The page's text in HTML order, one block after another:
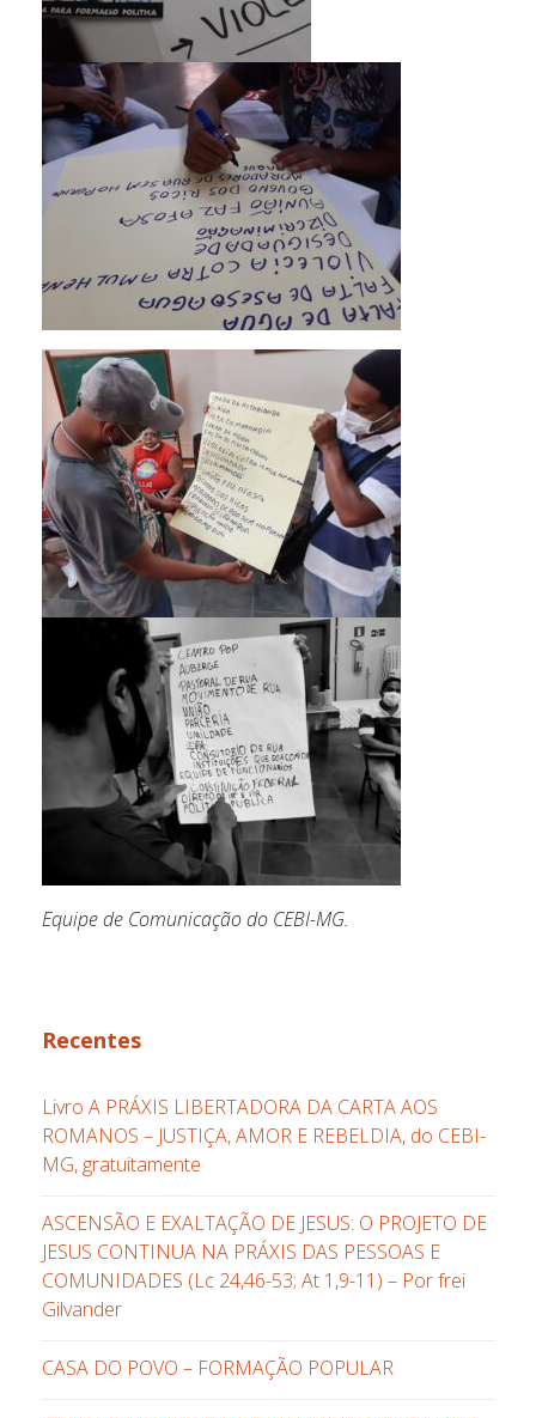
Equipe de Comunicação do CEBI-MG.
Recentes
Livro A PRÁXIS LIBERTADORA DA CARTA AOS
ROMANOS – JUSTIÇA, AMOR E REBELDIA, do CEBI-
MG, gratuitamente
ASCENSÃO E EXALTAÇÃO DE JESUS: O PROJETO DE
JESUS CONTINUA NA PRÁXIS DAS PESSOAS E
COMUNIDADES (Lc 24,46-53; At 1,9-11) – Por frei
Gilvander
CASA DO POVO – FORMAÇÃO POPULAR